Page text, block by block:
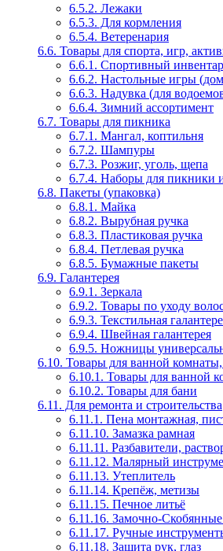
6.5.2. Лежаки
6.5.3. Для кормления
6.5.4. Ветеренария
6.6. Товары для спорта, игр,
6.6.1. Спортивный
6.6.2. Настольные игры
6.6.3. Надувка (для
6.6.4. Зимний ассортимент
6.7. Товары для пикника
6.7.1. Мангал, коптильня
6.7.2. Шампуры
6.7.3. Розжиг, уголь, щепа
6.7.4. Наборы для пикники
6.8. Пакеты (упаковка)
6.8.1. Майка
6.8.2. Вырубная ручка
6.8.3. Пластиковая ручка
6.8.4. Петлевая ручка
6.8.5. Бумажные пакеты
6.9. Галантерея
6.9.1. Зеркала
6.9.2. Товары по уходу
6.9.3. Текстильная
6.9.4. Швейная галантерея
6.9.5. Ножницы
6.10. Товары для ванной комнаты,
6.10.1. Товары для ванной
6.10.2. Товары для бани
6.11. Для ремонта и строительства
6.11.1. Пена монтажная,
6.11.10. Замазка рамная
6.11.11. Разбавители,
6.11.12. Малярный
6.11.13. Утеплитель
6.11.14. Крепёж, метизы
6.11.15. Печное литьё
6.11.16. Замочно-Скобянные
6.11.17. Ручные
6.11.18. Защита рук, глаз